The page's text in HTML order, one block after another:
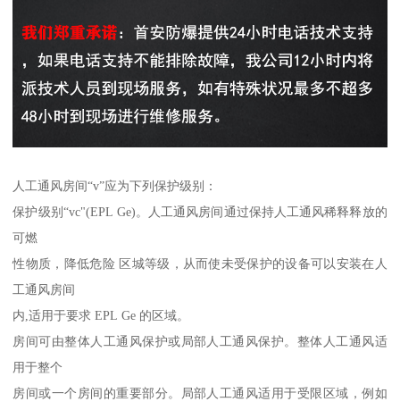
人工通风房间“v”应为下列保护级别：
保护级别“vc"(EPL Ge)。人工通风房间通过保持人工通风稀释释放的
可燃
性物质，降低危险 区城等级，从而使未受保护的设备可以安装在人
工通风房间
内,适用于要求 EPL Ge 的区域。
房间可由整体人工通风保护或局部人工通风保护。整体人工通风适
用于整个
房间或一个房间的重要部分。局部人工通风适用于受限区域，例如